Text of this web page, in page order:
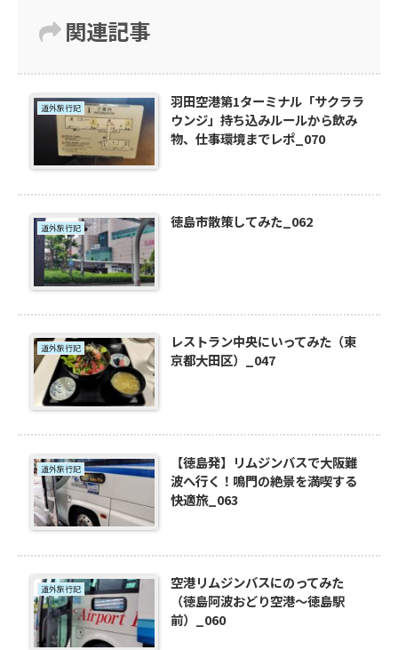
関連記事
道外旅行記
羽田空港第1ターミナル「サクララ
ウンジ」持ち込みルールから飲み
物、仕事環境までレポ_070
道外旅行記 徳島市散策してみた_062
道外旅行記
レストラン中央にいってみた（東
京都大田区）_047
道外旅行記
【徳島発】リムジンバスで大阪難
波へ行く！鳴門の絶景を満喫する
快適旅_063
道外旅行記
空港リムジンバスにのってみた
（徳島阿波おどり空港〜徳島駅
前）_060